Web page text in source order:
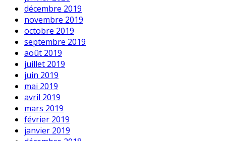
décembre 2019
novembre 2019
octobre 2019
septembre 2019
août 2019
juillet 2019
juin 2019
mai 2019
avril 2019
mars 2019
février 2019
janvier 2019